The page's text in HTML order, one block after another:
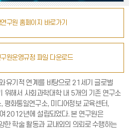
구원 홈페이지 바로가기
원운영규정 파일 다운로드
유기적 연계를 바탕으로 21세기 글로벌
위해서 사회과학대학 내 5개의 기존 연구소
평화통일연구소, 미디어정보 교육센터,
2012년에 설립되었다. 본 연구원은
한 학술 활동과 교내외의 의뢰로 수행하는